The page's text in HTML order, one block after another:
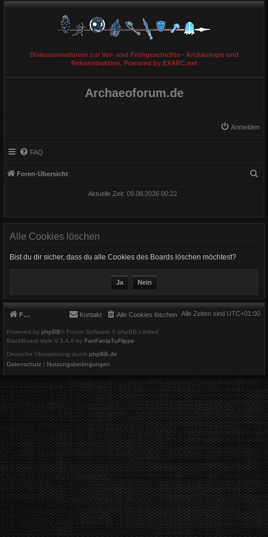
Diskussionsforum zur Vor- und Frühgeschichte - Archäologie und
Rekonstruktion. Powered by EXARC.net
Archaeoforum.de
Anmelden
FAQ
Foren-Übersicht
Aktuelle Zeit: 09.08.2026 00:22
Alle Cookies löschen
Bist du dir sicher, dass du alle Cookies des Boards löschen möchtest?
Foren-Übersicht Alle Zeiten sind UTC+01:00
Alle Cookies löschen
Kontakt
Powered by phpBB® Forum Software © phpBB Limited
BlackBoard style V.3.4.6 by FanFanlaTuFlippe
Deutsche Übersetzung durch phpBB.de
Datenschutz | Nutzungsbedingungen